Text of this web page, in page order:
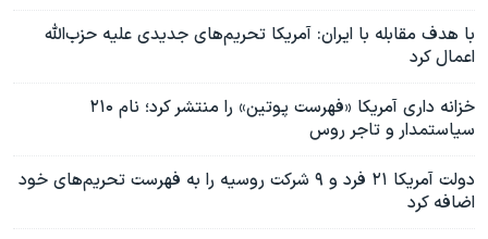
با هدف مقابله با ایران: آمریکا تحریم‌های جدیدی علیه حزب‌الله
اعمال کرد
خزانه داری آمریکا «فهرست پوتین» را منتشر کرد؛ نام ۲۱۰
سیاستمدار و تاجر روس
دولت آمریکا ۲۱ فرد و ۹ شرکت روسیه را به فهرست تحریم‌های خود
اضافه کرد